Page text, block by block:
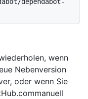
dependabot-
wenn
Nebenversion
oder wenn Sie